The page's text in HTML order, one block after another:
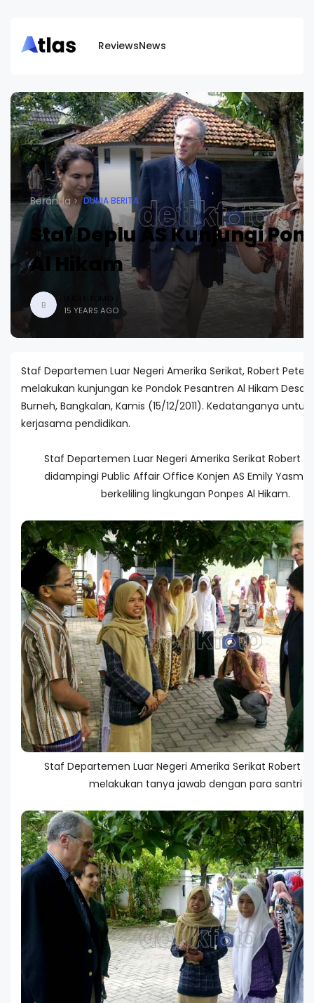
ReviewsNews
Beranda DUNIA BERITA
Staf Deplu AS Kunjungi
Al Hikam
B
15 YEARS AGO
Staf Departemen Luar Negeri Amerika Serikat, Robert
melakukan kunjungan ke Pondok Pesantren Al Hikam Desa
Burneh, Bangkalan, Kamis (15/12/2011). Kedatanganya
kerjasama pendidikan.
Staf Departemen Luar Negeri Amerika Serikat Robert
didampingi Public Affair Office Konjen AS Emily
berkeliling lingkungan Ponpes Al Hikam.
Staf Departemen Luar Negeri Amerika Serikat Robert
melakukan tanya jawab dengan para santri